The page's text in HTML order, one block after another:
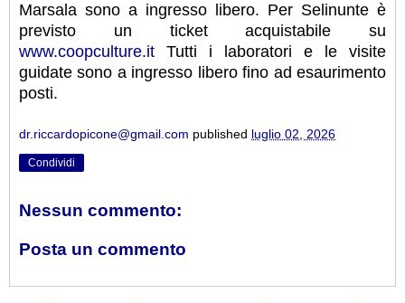
Marsala sono a ingresso libero. Per Selinunte è
previsto un ticket acquistabile su
www.coopculture.it Tutti i laboratori e le visite
guidate sono a ingresso libero fino ad esaurimento
posti.
dr.riccardopicone@gmail.com published luglio 02, 2026
Condividi
Nessun commento:
Posta un commento